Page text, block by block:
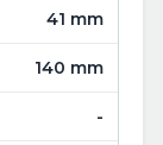
41 mm
140 mm
-